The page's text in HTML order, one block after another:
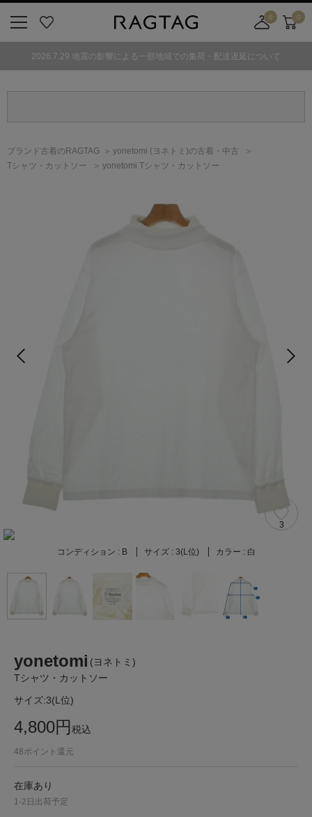
気
0
舗
カ
0
2026.7.29 地震の影響による一部地域での集荷・配送遅延について
ブランド古着のRAGTAG yonetomi (ヨネトミ)の古着・中古
Tシャツ・カットソー
yonetomi Tシャツ・カットソー
3
コンディション : B サイズ : 3(L位) カラー : 白
yonetomi (ヨネトミ)
Tシャツ・カットソー
サイズ:3(L位)
4,800円税込
48ポイント還元
在庫あり
1-2日出荷予定